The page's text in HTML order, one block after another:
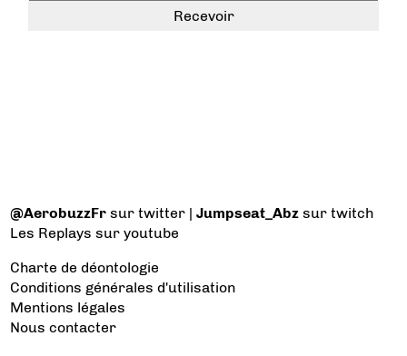
@AerobuzzFr sur twitter |Jumpseat_Abz sur twitch
Les Replays sur youtube
Charte de déontologie
Conditions générales d'utilisation
Mentions légales
Nous contacter